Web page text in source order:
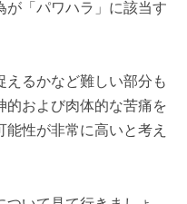
が「パワハラ」に該当す
えるかなど難しい部分も
的および肉体的な苦痛を
性が非常に高いと考え